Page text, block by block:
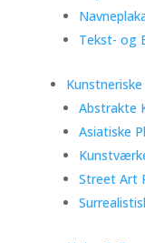
Tekst- og
Abstrakte
Asiatiske
Street Art